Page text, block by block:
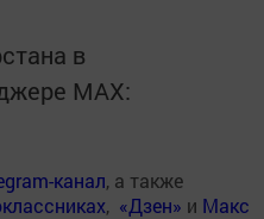
в
MАХ:
канал, а также
, «Дзен» и Макс